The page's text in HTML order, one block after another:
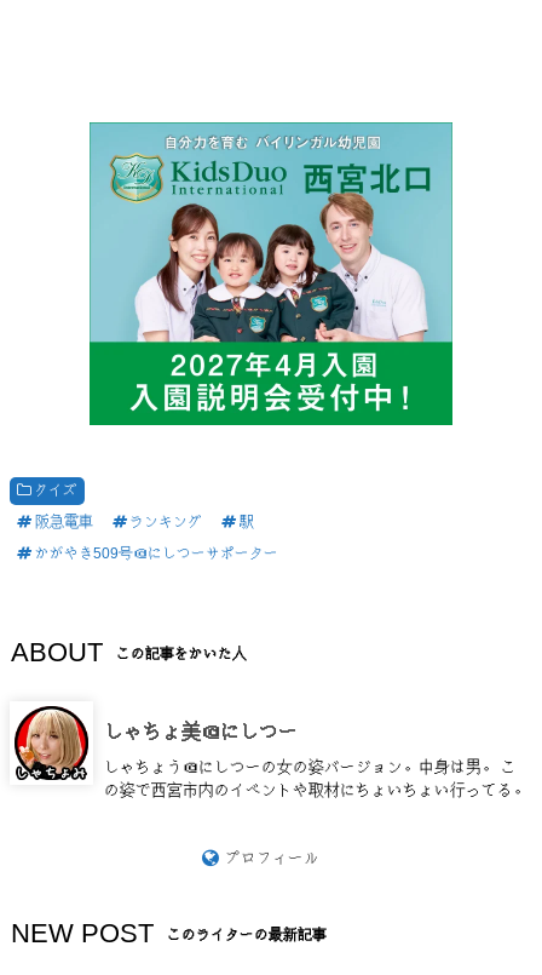
クイズ
阪急電車
ランキング
駅
かがやき509号＠にしつーサポーター
ABOUT この記事をかいた人
しゃちょ美＠にしつー
しゃちょう＠にしつーの女の姿バージョン。中身は男。 こ
の姿で西宮市内のイベントや取材にちょいちょい行ってる。
プロフィール
NEW POST このライターの最新記事